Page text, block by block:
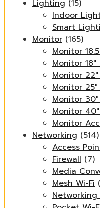
Lighting (15)
Indoor
Smart
Monitor (165)
Monitor
Monitor 18"
Monitor
Monitor
Monitor
Monitor 40"
Monitor
Networking (514)
Access
Firewall (7)
Media
Mesh Wi-Fi
Networking